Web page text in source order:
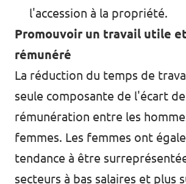
l'accession à la propriété.
Promouvoir un travail utile
rémunéré
La réduction du temps de
seule composante de l'écart de
rémunération entre les
femmes. Les femmes ont
tendance à être
secteurs à bas salaires et plus